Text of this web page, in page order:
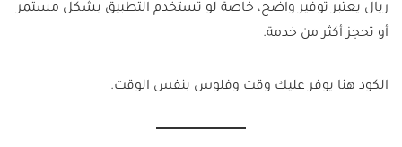
ريال يعتبر توفير واضح، خاصة لو تستخدم التطبيق بشكل مستمر
أو تحجز أكثر من خدمة.
الكود هنا يوفر عليك وقت وفلوس بنفس الوقت.